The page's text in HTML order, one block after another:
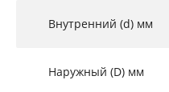
Внутренний (d) мм
Наружный (D) мм